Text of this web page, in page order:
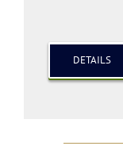
DETAILS